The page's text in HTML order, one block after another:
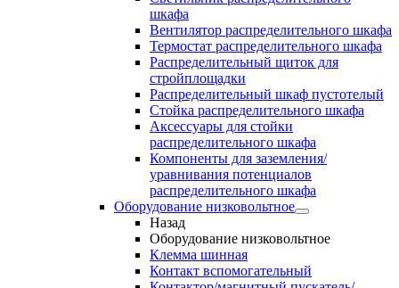
шкафа
Вентилятор распределительного шкафа
Термостат распределительного шкафа
Распределительный щиток для
стройплощадки
Распределительный шкаф пустотелый
Стойка распределительного шкафа
Аксессуары для стойки
распределительного шкафа
Компоненты для заземления/
уравнивания потенциалов
распределительного шкафа
Оборудование низковольтное
Назад
Оборудование низковольтное
Клемма шинная
Контакт вспомогательный